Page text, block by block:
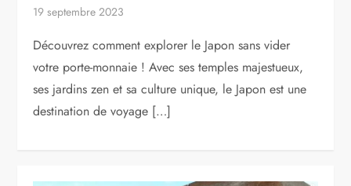
19 septembre 2023
Découvrez comment explorer le Japon sans vider
votre porte-monnaie ! Avec ses temples majestueux,
ses jardins zen et sa culture unique, le Japon est une
destination de voyage […]